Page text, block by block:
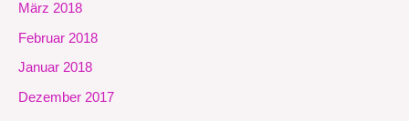
März 2018
Februar 2018
Januar 2018
Dezember 2017